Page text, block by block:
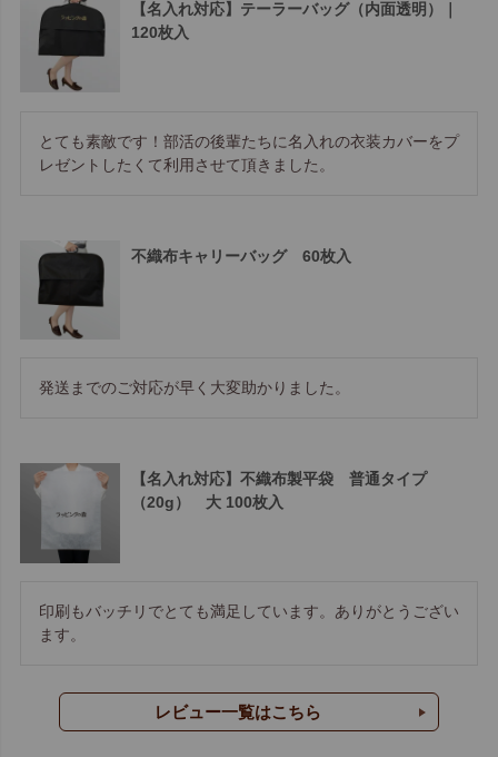
【名入れ対応】テーラーバッグ（内面透明）｜
120枚入
とても素敵です！部活の後輩たちに名入れの衣装カバーをプ
レゼントしたくて利用させて頂きました。
不織布キャリーバッグ 60枚入
発送までのご対応が早く大変助かりました。
【名入れ対応】不織布製平袋 普通タイプ
（20g） 大 100枚入
印刷もバッチリでとても満足しています。ありがとうござい
ます。
レビュー一覧はこちら